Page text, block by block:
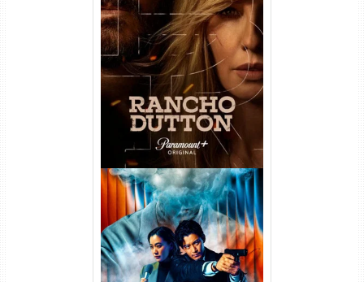
Rancho Dutton 1ª
Temporada Torrent (2026)
WEB-DL 1080p Dual Áudio
Vapor Humano 1ª Temporada